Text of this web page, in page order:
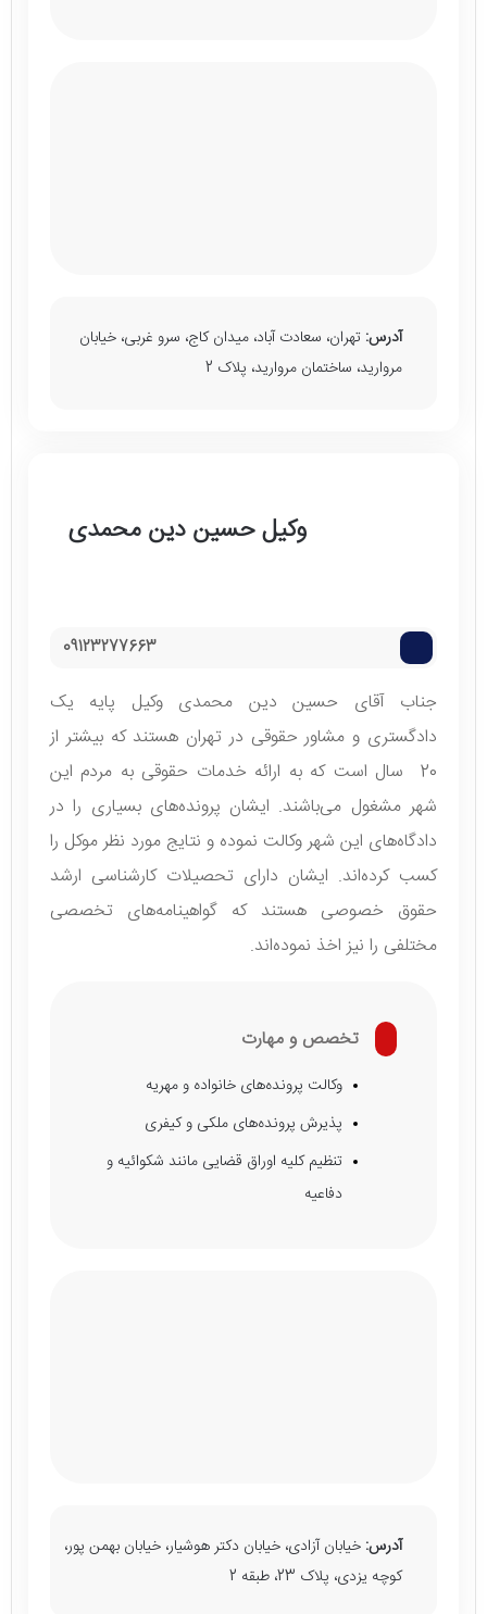
آدرس: تهران، سعادت آباد، میدان کاج، سرو غربی، خیابان
مروارید، ساختمان مروارید، پلاک 2
وکیل حسین دین محمدی
09123277663
جناب آقای حسین دین محمدی وکیل پایه یک
دادگستری و مشاور حقوقی در تهران هستند که بیشتر از
20 سال است که به ارائه خدمات حقوقی به مردم این
شهر مشغول می‌باشند. ایشان پرونده‌های بسیاری را در
دادگاه‌های این شهر وکالت نموده و نتایج مورد نظر موکل را
کسب کرده‌اند. ایشان دارای تحصیلات کارشناسی ارشد
حقوق خصوصی هستند که گواهینامه‌های تخصصی
مختلفی را نیز اخذ نموده‌اند.
تخصص و مهارت
وکالت پرونده‌های خانواده و مهریه
پذیرش پرونده‌های ملکی و کیفری
تنظیم کلیه اوراق قضایی مانند شکوائیه و
دفاعیه
آدرس: خیابان آزادی، خیابان دکتر هوشیار، خیابان بهمن پور،
کوچه یزدی، پلاک 23، طبقه 2